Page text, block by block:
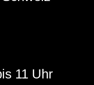
11 Uhr